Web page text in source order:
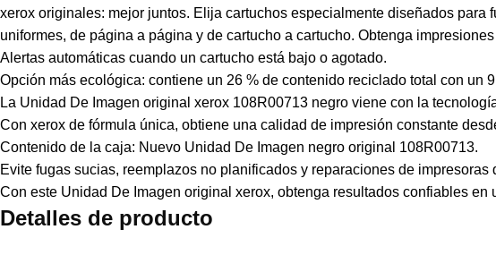
xerox originales: mejor juntos. Elija cartuchos especialmente diseñados
uniformes, de página a página y de cartucho a cartucho. Obtenga
Alertas automáticas cuando un cartucho está bajo o agotado.
Opción más ecológica: contiene un 26 % de contenido reciclado total con un
La Unidad De Imagen original xerox 108R00713 negro viene con la
Con xerox de fórmula única, obtiene una calidad de impresión constante
Contenido de la caja: Nuevo Unidad De Imagen negro original 108R00713.
Evite fugas sucias, reemplazos no planificados y reparaciones de
Con este Unidad De Imagen original xerox, obtenga resultados confiables
Detalles de producto